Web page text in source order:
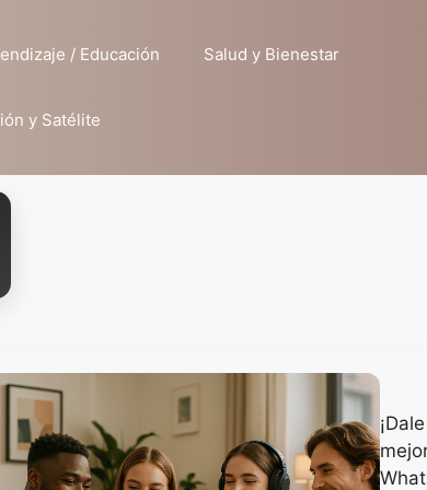
/ Educación Salud y Bienestar
y Satélite